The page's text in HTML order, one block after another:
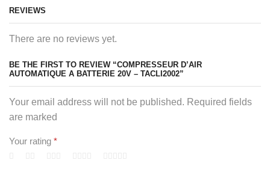
REVIEWS
There are no reviews yet.
BE THE FIRST TO REVIEW “COMPRESSEUR D’AIR
AUTOMATIQUE A BATTERIE 20V – TACLI2002”
Your email address will not be published. Required fields
are marked
Your rating *